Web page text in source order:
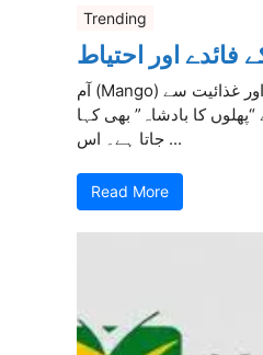
Trending
فائدے اور احتیاط
آم (Mango) ایک نہایت مزیدار اور غذائیت سے
کا بادشاہ” بھی کہا
جاتا ہے۔ اس ...
Read More